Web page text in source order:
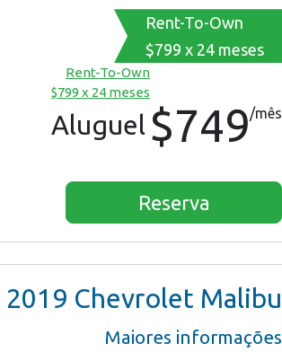
Rent-To-Own
$799 x 24 meses
Rent-To-Own
$799 x 24 meses
Aluguel $749/mês
Reserva
2019 Chevrolet Malibu
Maiores informações